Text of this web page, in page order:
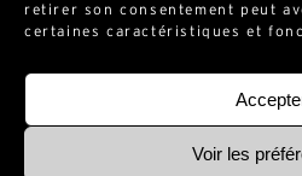
retirer son consentement peut
certaines caractéristiques et
Voir les
Newsletter